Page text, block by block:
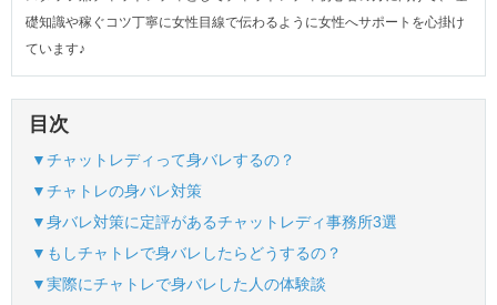
礎知識や稼ぐコツ丁寧に女性目線で伝わるように女性へサポートを心掛け
ています♪
目次
▼チャットレディって身バレするの？
▼チャトレの身バレ対策
▼身バレ対策に定評があるチャットレディ事務所3選
▼もしチャトレで身バレしたらどうするの？
▼実際にチャトレで身バレした人の体験談